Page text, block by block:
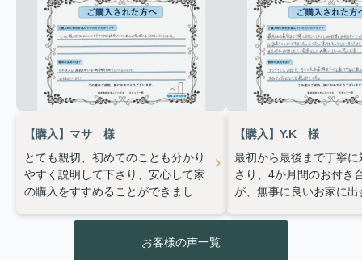
「豊明市で家やマンションを売りた
いけれど、近隣の大府市・刈谷市・
日進市と比べて相場はどうなんだろ
う?」——売却を検討し始めた方か
ら、こうしたご質問を非常によくい
ただきます。 ...
2026.07.24
共有名義の不動産売却、 トラブルを
避ける方法
共有名義の不動産売却、トラブルを
ュアハウス :root{ --main-
color:#0f6b5c; --sub-co...
【購入】マサ 様
とても親切、初めてのことも分かり
やすく説明して下さり、安心して家
の購入をすすめることができまし
【購入】Y.K 様
最初から最後まで丁寧に
さり、4か月間のお付き
が、無事に良いお家に出
しまいましたが、感謝
お客様の声一覧